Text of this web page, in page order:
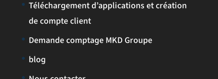
Téléchargement d’applications et création
de compte client
Demande comptage MKD Groupe
blog